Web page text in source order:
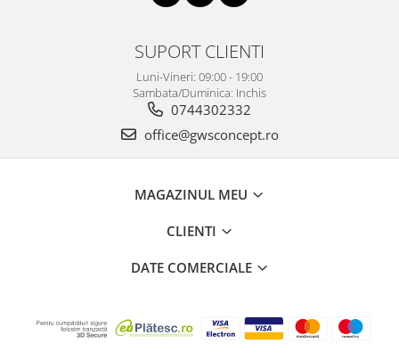
SUPORT CLIENTI
Luni-Vineri: 09:00 - 19:00
Sambata/Duminica: Inchis
0744302332
office@gwsconcept.ro
MAGAZINUL MEU
CLIENTI
DATE COMERCIALE